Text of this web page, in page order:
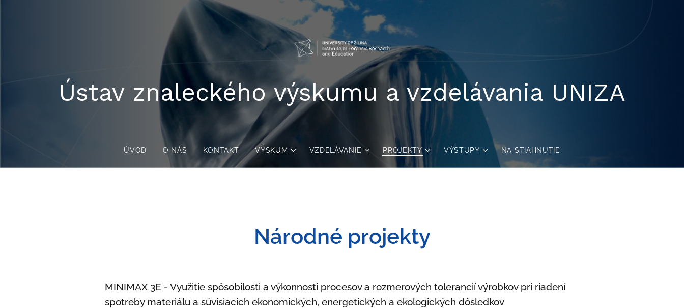
Ústav znaleckého výskumu a vzdelávania UNIZA
ÚVOD O NÁS KONTAKT VÝSKUM VZDELÁVANIE PROJEKTY VÝSTUPY NA STIAHNUTIE
Národné projekty
MINIMAX 3E - Využitie spôsobilosti a výkonnosti procesov a rozmerových tolerancií výrobkov pri riadení
spotreby materiálu a súvisiacich ekonomických, energetických a ekologických dôsledkov